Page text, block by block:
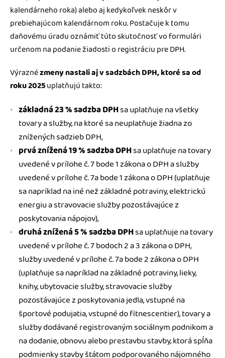
kalendárneho roka) alebo aj kedykoľvek neskôr v
prebiehajúcom kalendárnom roku. Postačuje k tomu
daňovému úradu oznámiť túto skutočnosť vo formulári
určenom na podanie žiadosti o registráciu pre DPH.
Výraznézmeny nastali aj v sadzbách DPH, ktoré sa od
roku 2025uplatňujú takto:
základná 23 % sadzba DPHsa uplatňuje na všetky
tovary a služby, na ktoré sa neuplatňuje žiadna zo
znížených sadzieb DPH,
prvá znížená 19 % sadzba DPHsa uplatňuje na tovary
uvedené v prílohe č. 7 bode 1 zákona o DPH a služby
uvedené v prílohe č. 7a bode 1 zákona o DPH (uplatňuje
sa napríklad na iné než základné potraviny, elektrickú
energiu a stravovacie služby pozostávajúce z
poskytovania nápojov),
druhá znížená 5 % sadzba DPHsa uplatňuje na tovary
uvedené v prílohe č. 7 bodoch 2 a 3 zákona o DPH,
služby uvedené v prílohe č. 7a bode 2 zákona o DPH
(uplatňuje sa napríklad na základné potraviny, lieky,
knihy, ubytovacie služby, stravovacie služby
pozostávajúce z poskytovania jedla, vstupné na
športové podujatia, vstupné do fitnescentier), tovary a
služby dodávané registrovaným sociálnym podnikom a
na dodanie, obnovu alebo prestavbu stavby, ktorá spĺňa
podmienky stavby štátom podporovaného nájomného